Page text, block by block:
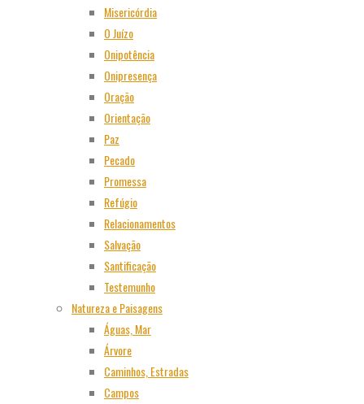
Misericórdia
O Juízo
Onipotência
Onipresença
Oração
Orientação
Paz
Pecado
Promessa
Refúgio
Relacionamentos
Salvação
Santificação
Testemunho
Natureza e Paisagens
Águas, Mar
Árvore
Caminhos, Estradas
Campos